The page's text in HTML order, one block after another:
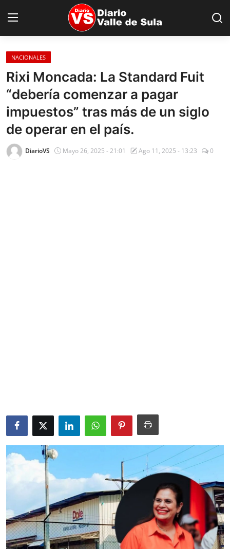
Inicio
Nacionales
Internacionales
Sucesos
NACIONALES
Rixi Moncada: La Standard Fuit
“debería comenzar a pagar
impuestos” tras más de un siglo
de operar en el país.
DiarioVS Mayo 26, 2025 - 21:01 Ago 11, 2025 - 13:23 0